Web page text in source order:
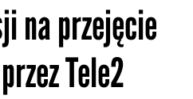
na przejęcie
Tele2